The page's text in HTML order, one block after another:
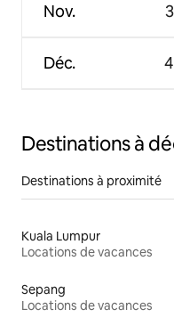
Nov.
Déc.
Destinations à
Destinations à proximité
Kuala Lumpur
Locations de vacances
Sepang
Locations de vacances